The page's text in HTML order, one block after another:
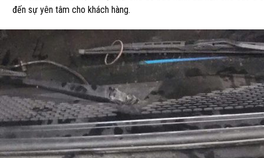
đến sự yên tâm cho khách hàng.